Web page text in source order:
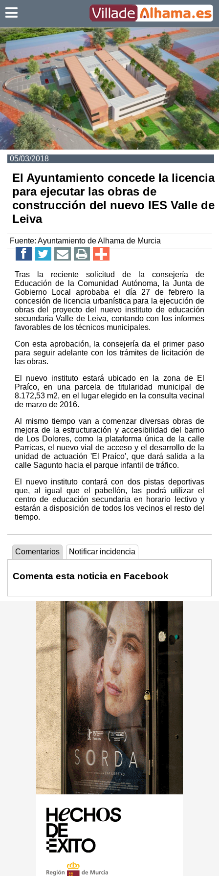
05/03/2018
El Ayuntamiento concede la licencia
para ejecutar las obras de
construcción del nuevo IES Valle de
Leiva
Fuente: Ayuntamiento de Alhama de Murcia
Tras la reciente solicitud de la consejería de
Educación de la Comunidad Autónoma, la Junta de
Gobierno Local aprobaba el día 27 de febrero la
concesión de licencia urbanística para la ejecución de
obras del proyecto del nuevo instituto de educación
secundaria Valle de Leiva, contando con los informes
favorables de los técnicos municipales.
Con esta aprobación, la consejería da el primer paso
para seguir adelante con los trámites de licitación de
las obras.
El nuevo instituto estará ubicado en la zona de El
Praíco, en una parcela de titularidad municipal de
8.172,53 m2, en el lugar elegido en la consulta vecinal
de marzo de 2016.
Al mismo tiempo van a comenzar diversas obras de
mejora de la estructuración y accesibilidad del barrio
de Los Dolores, como la plataforma única de la calle
Parricas, el nuevo vial de acceso y el desarrollo de la
unidad de actuación 'El Praíco', que dará salida a la
calle Sagunto hacia el parque infantil de tráfico.
El nuevo instituto contará con dos pistas deportivas
que, al igual que el pabellón, las podrá utilizar el
centro de educación secundaria en horario lectivo y
estarán a disposición de todos los vecinos el resto del
tiempo.
Comentarios Notificar incidencia
Comenta esta noticia en Facebook